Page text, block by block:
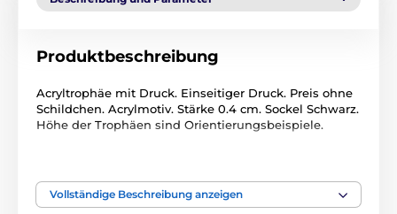
Produktbeschreibung
Acryltrophäe mit Druck. Einseitiger Druck. Preis ohne
Schildchen. Acrylmotiv. Stärke 0.4 cm. Sockel Schwarz.
Höhe der Trophäen sind Orientierungsbeispiele.
Squash Acryltrophäen ACZC001
Vollständige Beschreibung anzeigen